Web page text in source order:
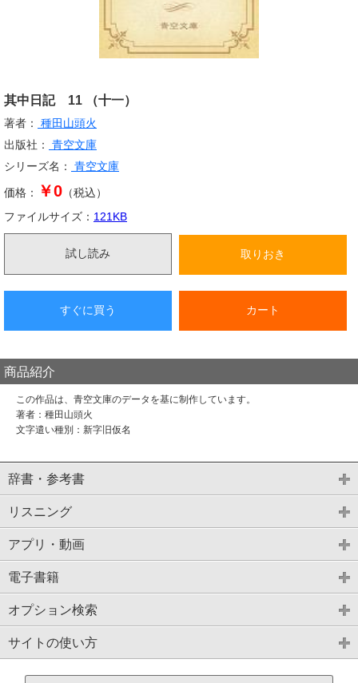
其中日記 11 （十一）
著者：
種田山頭火
出版社：
青空文庫
シリーズ名：
青空文庫
価格： ￥0 （税込）
ファイルサイズ： 121 KB
試し読み 取りおき
すぐに買う カート
商品紹介
この作品は、青空文庫のデータを基に制作しています。
著者：種田山頭火
文字遣い種別：新字旧仮名
辞書・参考書
リスニング
アプリ・動画
電子書籍
オプション検索
サイトの使い方